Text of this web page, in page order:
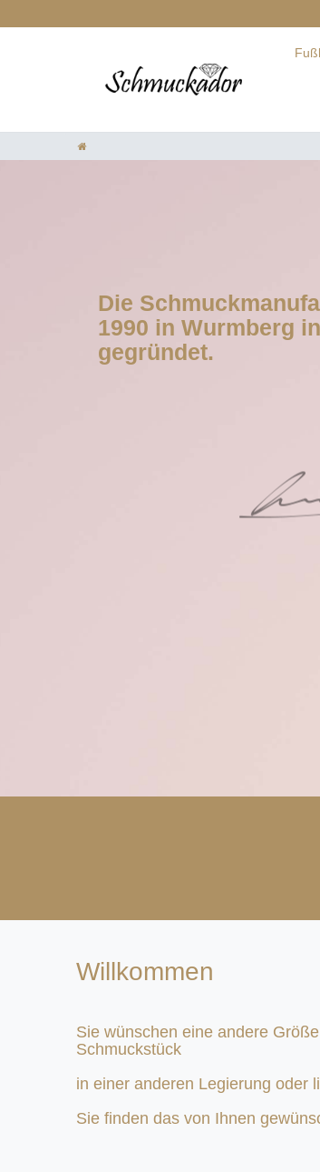
Die
1990 in Wurmberg
gegründet.
Willkommen
Sie wünschen eine andere
Schmuckstück
in einer anderen Legierung oder
Sie finden das von Ihnen